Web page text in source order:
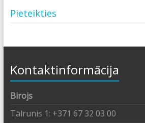
Pieteikties
Kontaktinformācija
Birojs
Tālrunis 1: +371 67 32 03 00